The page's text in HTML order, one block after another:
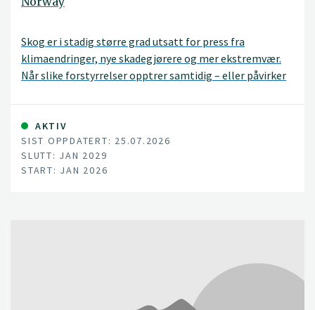
Skog er i stadig større grad utsatt for press fra
klimaendringer, nye skadegjørere og mer ekstremvær.
Når slike forstyrrelser opptrer samtidig – eller påvirker
FORESIGHT-prosjektet tar mål av seg til å forstå
nettopp disse sammensatte utfordringene, og gjøre
kunnskapen nyttig i praksis.
AKTIV
SIST OPPDATERT: 25.07.2026
SLUTT: JAN 2029
START: JAN 2026